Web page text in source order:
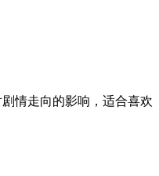
情走向的影响，适合喜欢